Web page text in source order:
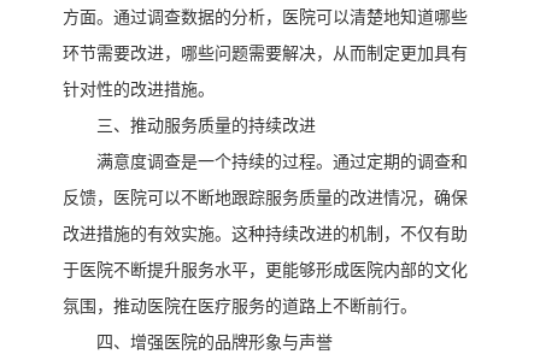
方面。通过调查数据的分析，医院可以清楚地知道哪些
环节需要改进，哪些问题需要解决，从而制定更加具有
针对性的改进措施。
三、推动服务质量的持续改进
满意度调查是一个持续的过程。通过定期的调查和
反馈，医院可以不断地跟踪服务质量的改进情况，确保
改进措施的有效实施。这种持续改进的机制，不仅有助
于医院不断提升服务水平，更能够形成医院内部的文化
氛围，推动医院在医疗服务的道路上不断前行。
四、增强医院的品牌形象与声誉